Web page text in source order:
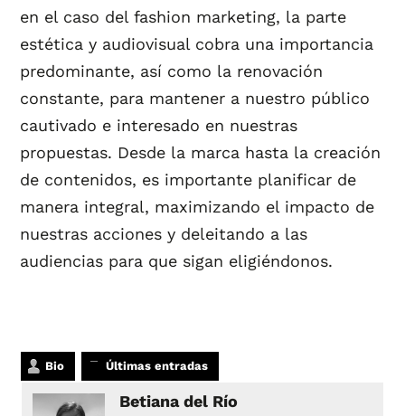
en el caso del fashion marketing, la parte
estética y audiovisual cobra una importancia
predominante, así como la renovación
constante, para mantener a nuestro público
cautivado e interesado en nuestras
propuestas. Desde la marca hasta la creación
de contenidos, es importante planificar de
manera integral, maximizando el impacto de
nuestras acciones y deleitando a las
audiencias para que sigan eligiéndonos.
Bio Últimas entradas
Betiana del Río